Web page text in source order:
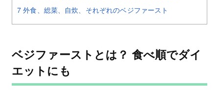
7 外食、総菜、自炊、それぞれのベジファースト
ベジファーストとは？ 食べ順でダイ
エットにも